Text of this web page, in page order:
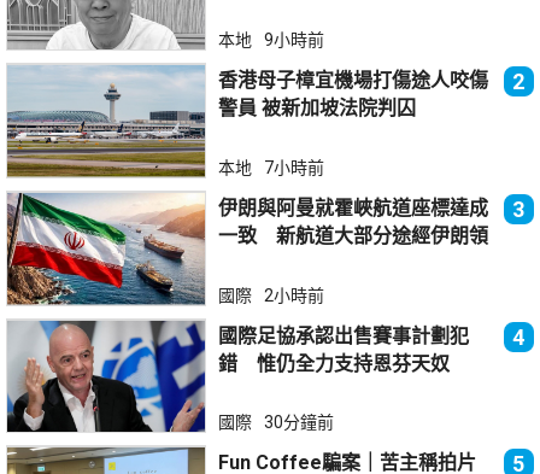
本地 9小時前
香港母子樟宜機場打傷途人咬傷
警員 被新加坡法院判囚
2
本地 7小時前
伊朗與阿曼就霍峽航道座標達成
一致 新航道大部分途經伊朗領
3
國際 2小時前
國際足協承認出售賽事計劃犯
錯 惟仍全力支持恩芬天奴
4
國際 30分鐘前
Fun Coffee騙案｜苦主稱拍片
5